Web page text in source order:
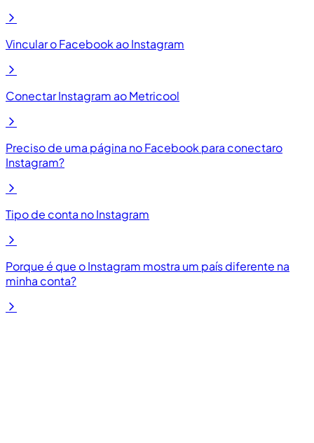
Vincular o Facebook ao Instagram
Conectar Instagram ao Metricool
Preciso de uma página no Facebook para conectaro
Instagram?
Tipo de conta no Instagram
Porque é que o Instagram mostra um país diferente na
minha conta?